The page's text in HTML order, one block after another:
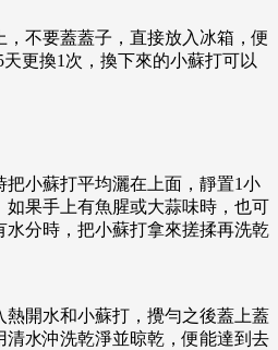
不要蓋蓋子，直接放入冰箱，便
更換1次，換下來的小蘇打可以
小蘇打平均灑在上面，靜置1小
如果手上有魚腥或大蒜味時，也可
水分時，把小蘇打拿來搓揉再洗乾
熱開水和小蘇打，攪勻之後蓋上蓋
清水沖洗乾淨並晾乾，便能達到去